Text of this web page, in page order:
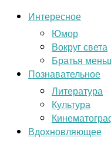
Интересное
Юмор
Вокруг света
Братья
Познавательное
Литература
Культура
Вдохновляющее